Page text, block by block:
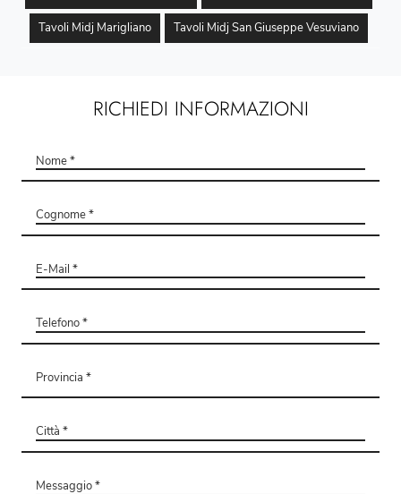
Tavoli Midj Marigliano Tavoli Midj San Giuseppe Vesuviano
RICHIEDI INFORMAZIONI